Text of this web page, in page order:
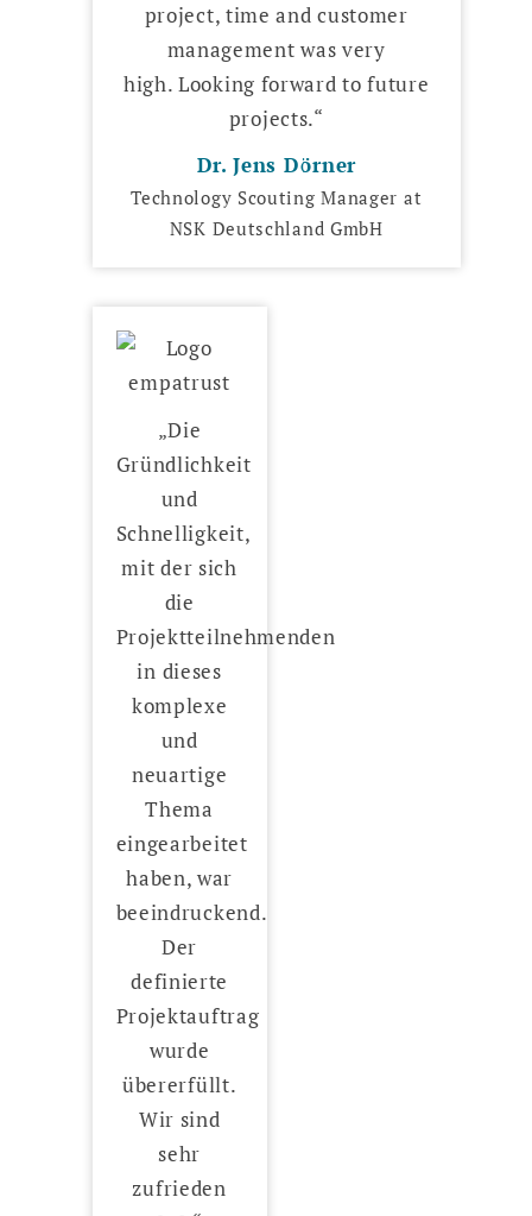
project, time and customer
management was very
high. Looking forward to future
projects.“
Dr. Jens Dörner
Technology Scouting Manager at
NSK Deutschland GmbH
„Die
Gründlichkeit
und
Schnelligkeit,
mit der sich
die
Projektteilnehmenden
in dieses
komplexe
und
neuartige
Thema
eingearbeitet
haben, war
beeindruckend.
Der
definierte
Projektauftrag
wurde
übererfüllt.
Wir sind
sehr
zufrieden